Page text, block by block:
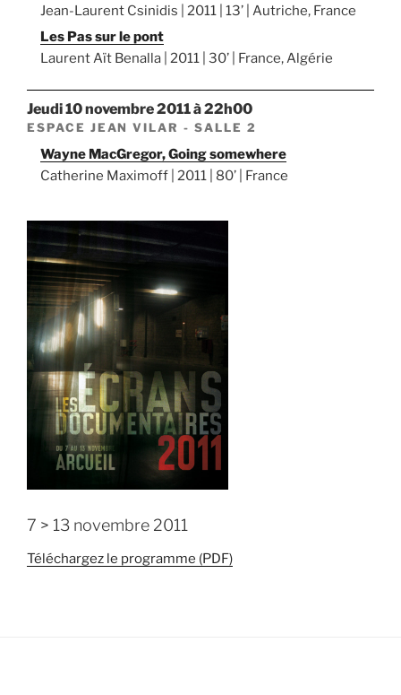
Jean-Laurent Csinidis | 2011 | 13’ | Autriche, France
Les Pas sur le pont
Laurent Aït Benalla | 2011 | 30’ | France, Algérie
jeudi 10 novembre 2011 à 22h00
ESPACE JEAN VILAR - SALLE 2
Wayne MacGregor, Going somewhere
Catherine Maximoff | 2011 | 80’ | France
7 > 13 novembre 2011
Téléchargez le programme (PDF)